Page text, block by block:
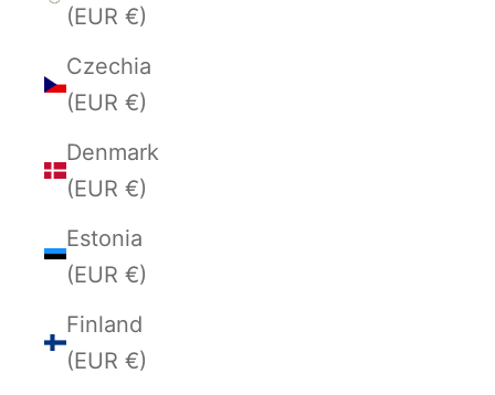
(EUR €)
Czechia
(EUR €)
Denmark
(EUR €)
Estonia
(EUR €)
Finland
(EUR €)